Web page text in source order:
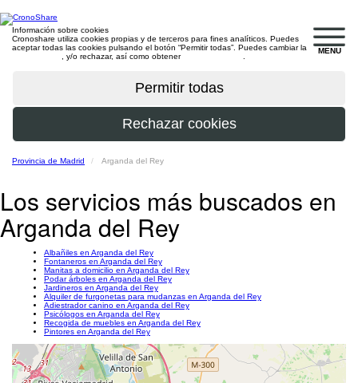
MENU
Información sobre cookies
Cronoshare utiliza cookies propias y de terceros para fines analíticos. Puedes
aceptar todas las cookies pulsando el botón “Permitir todas”. Puedes cambiar la
, y/o rechazar, así como obtener
Provincia de Madrid Arganda del Rey
Los servicios más buscados en
Arganda del Rey
Albañiles en Arganda del Rey
Fontaneros en Arganda del Rey
Manitas a domicilio en Arganda del Rey
Podar árboles en Arganda del Rey
Jardineros en Arganda del Rey
Alquiler de furgonetas para mudanzas en Arganda del Rey
Adiestrador canino en Arganda del Rey
Psicólogos en Arganda del Rey
Recogida de muebles en Arganda del Rey
Pintores en Arganda del Rey